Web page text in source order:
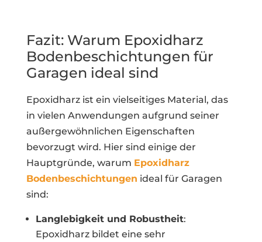
Fazit: Warum Epoxidharz
Bodenbeschichtungen für
Garagen ideal sind
Epoxidharz ist ein vielseitiges Material, das
in vielen Anwendungen aufgrund seiner
außergewöhnlichen Eigenschaften
bevorzugt wird. Hier sind einige der
Hauptgründe, warum Epoxidharz
Bodenbeschichtungen ideal für Garagen
sind:
Langlebigkeit und Robustheit:
Epoxidharz bildet eine sehr